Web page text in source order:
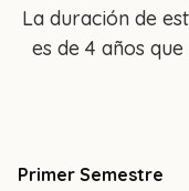
La duración de
es de 4 años que
Primer Semestre